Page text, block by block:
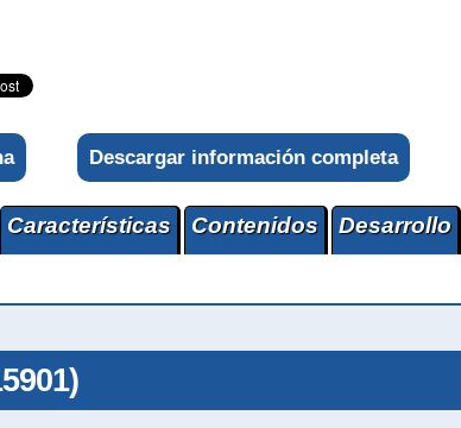
Descargar información completa
Características Contenidos
Desarrollo